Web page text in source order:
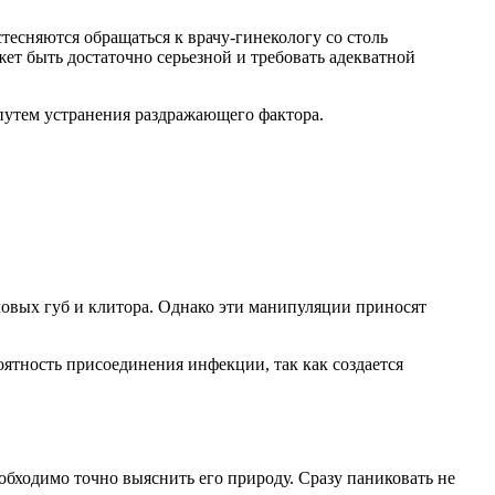
обращаться к врачу-гинекологу со столь
достаточно серьезной и требовать адекватной
устранения раздражающего фактора.
губ и клитора. Однако эти манипуляции приносят
присоединения инфекции, так как создается
точно выяснить его природу. Сразу паниковать не